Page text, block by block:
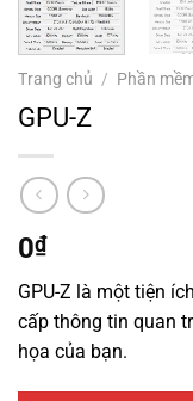
Trang chủ / Phần
GPU-Z
0₫
GPU-Z là một tiện
cấp thông tin quan
họa của bạn.